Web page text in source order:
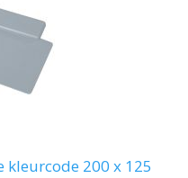
kleurcode 200 x 125